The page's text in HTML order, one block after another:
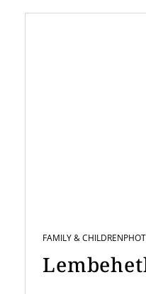
FAMILY & CHILDREN